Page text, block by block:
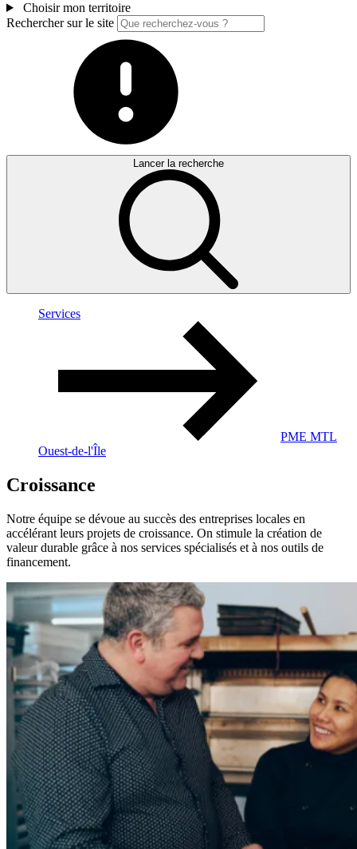
Choisir mon territoire
Rechercher sur le site
Lancer la recherche
Services
PME MTL
Ouest-de-l'Île
Croissance
Notre équipe se dévoue au succès des entreprises locales en
accélérant leurs projets de croissance. On stimule la création de
valeur durable grâce à nos services spécialisés et à nos outils de
financement.